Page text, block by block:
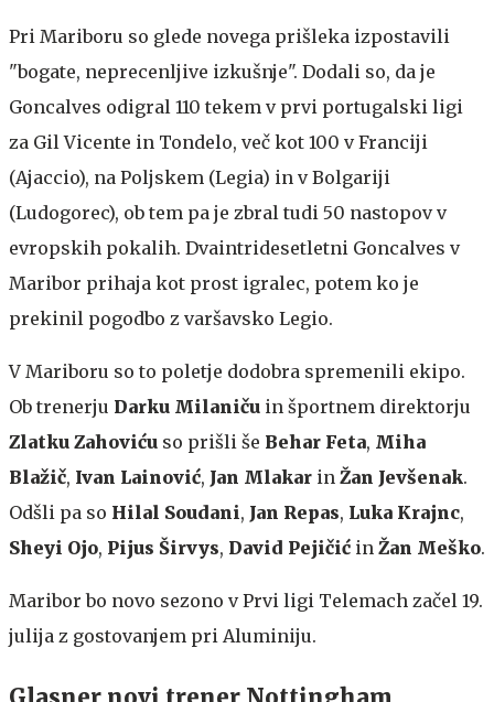
Pri Mariboru so glede novega prišleka izpostavili
"bogate, neprecenljive izkušnje". Dodali so, da je
Goncalves odigral 110 tekem v prvi portugalski ligi
za Gil Vicente in Tondelo, več kot 100 v Franciji
(Ajaccio), na Poljskem (Legia) in v Bolgariji
(Ludogorec), ob tem pa je zbral tudi 50 nastopov v
evropskih pokalih. Dvaintridesetletni Goncalves v
Maribor prihaja kot prost igralec, potem ko je
prekinil pogodbo z varšavsko Legio.
V Mariboru so to poletje dodobra spremenili ekipo.
Ob trenerju Darku Milaniču in športnem direktorju
Zlatku Zahoviću so prišli še Behar Feta, Miha
Blažič, Ivan Lainović, Jan Mlakar in Žan Jevšenak.
Odšli pa so Hilal Soudani, Jan Repas, Luka Krajnc,
Sheyi Ojo, Pijus Širvys, David Pejičić in Žan Meško.
Maribor bo novo sezono v Prvi ligi Telemach začel 19.
julija z gostovanjem pri Aluminiju.